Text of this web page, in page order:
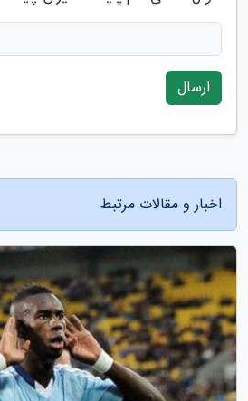
ارسال
اخبار و مقالات مرتبط